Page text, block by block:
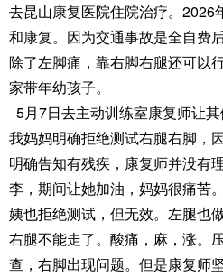
去昆山康复医院住院治疗。2026
和康复。因为交通事故是全自费
除了左脚痛，靠右脚右腿还可以
家带年幼孩子。
5月7日去主动训练室康复师让
我妈妈明确拒绝测试右腿右脚，
明确告知有残疾，康复师并没有
李，期间让她加油，妈妈很痛苦
姨也拒绝测试，但无效。左腿也
右腿不能走了。酸痛，麻，涨。
查，右脚出现问题。但是康复师